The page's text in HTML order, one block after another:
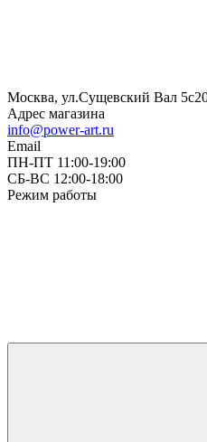
Москва, ул.Сущевский Вал
Адрес магазина
info@power-art.ru
Email
ПН-ПТ 11:00-19:00
СБ-ВС 12:00-18:00
Режим работы